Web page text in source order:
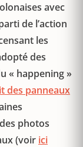
avec
de l’action
les
des
« happening »
des panneaux
photos
(voir ici